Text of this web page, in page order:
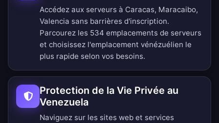
Accédez aux serveurs à Caracas, Maracaibo,
Valencia sans barrières d'inscription.
Parcourez les 534 emplacements de serveurs
et choisissez l'emplacement vénézuélien le
plus rapide selon vos besoins.
Protection de la Vie Privée au
Venezuela
Naviguez sur les sites web et services